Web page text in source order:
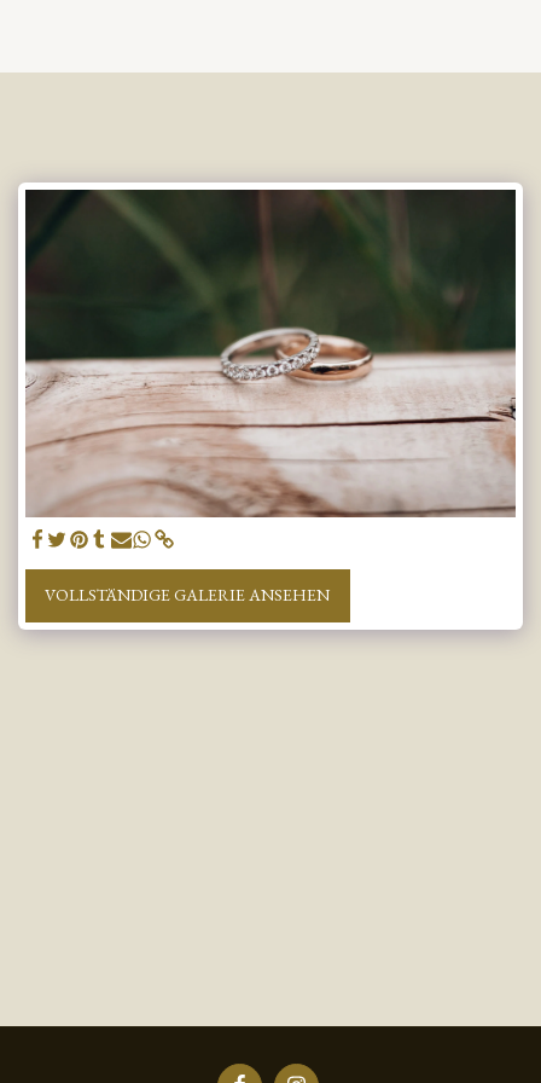
VOLLSTÄNDIGE GALERIE ANSEHEN